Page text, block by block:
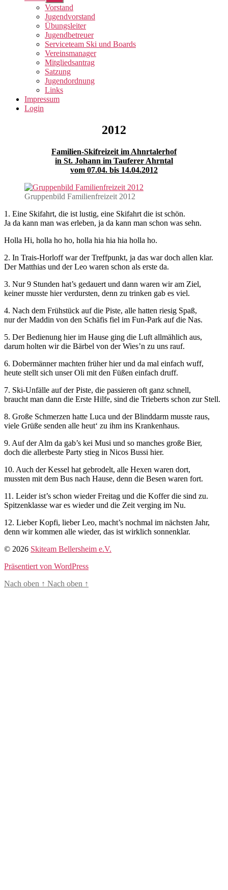
anzeigen
Vorstand
Jugendvorstand
Übungsleiter
Jugendbetreuer
Serviceteam Ski und Boards
Vereinsmanager
Mitgliedsantrag
Satzung
Jugendordnung
Links
Impressum
Login
2012
Familien-Skifreizeit im Ahnrtalerhof
in St. Johann im Tauferer Ahrntal
vom 07.04. bis 14.04.2012
Gruppenbild Familienfreizeit 2012
1. Eine Skifahrt, die ist lustig, eine Skifahrt die ist schön.
Ja da kann man was erleben, ja da kann man schon was sehn.
Holla Hi, holla ho ho, holla hia hia hia holla ho.
2. In Trais-Horloff war der Treffpunkt, ja das war doch allen klar.
Der Matthias und der Leo waren schon als erste da.
3. Nur 9 Stunden hat’s gedauert und dann waren wir am Ziel,
keiner musste hier verdursten, denn zu trinken gab es viel.
4. Nach dem Frühstück auf die Piste, alle hatten riesig Spaß,
nur der Maddin von den Schäfis fiel im Fun-Park auf die Nas.
5. Der Bedienung hier im Hause ging die Luft allmählich aus,
darum holten wir die Bärbel von der Wies’n zu uns rauf.
6. Dobermänner machten früher hier und da mal einfach wuff,
heute stellt sich unser Oli mit den Füßen einfach druff.
7. Ski-Unfälle auf der Piste, die passieren oft ganz schnell,
braucht man dann die Erste Hilfe, sind die Trieberts schon zur Stell.
8. Große Schmerzen hatte Luca und der Blinddarm musste raus,
viele Grüße senden alle heut‘ zu ihm ins Krankenhaus.
9. Auf der Alm da gab’s kei Musi und so manches große Bier,
doch die allerbeste Party stieg in Nicos Bussi hier.
10. Auch der Kessel hat gebrodelt, alle Hexen waren dort,
mussten mit dem Bus nach Hause, denn die Besen waren fort.
11. Leider ist’s schon wieder Freitag und die Koffer die sind zu.
Spitzenklasse war es wieder und die Zeit verging im Nu.
12. Lieber Kopfi, lieber Leo, macht’s nochmal im nächsten Jahr,
denn wir kommen alle wieder, das ist wirklich sonnenklar.
© 2026 Skiteam Bellersheim e.V.
Präsentiert von WordPress
Nach oben ↑ Nach oben ↑